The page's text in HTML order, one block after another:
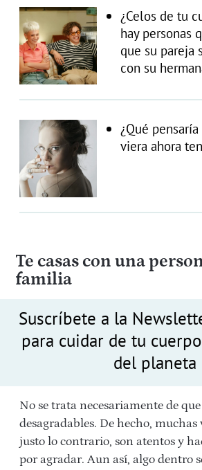
¿Celos de tu
hay personas
que su pareja
con su
¿Qué
viera ahora
Te casas con una
familia
Suscríbete a la
para cuidar de tu
del planeta
No se trata necesariamente de que
desagradables. De hecho, muchas
justo lo contrario, son atentos y
por agradar. Aun así, algo dentro